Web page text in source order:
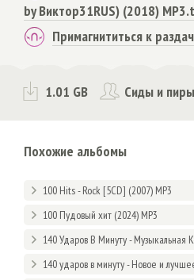
by Виктор31RUS) (2018)
Примагнититься к
1.01 GB Сиды и
Похожие альбомы
100 Hits - Rock [5CD] (2007) MP3
100 Пудовый хит (2024) MP3
140 Ударов В Минуту - Музыкальная
140 ударов в минуту - Новое и